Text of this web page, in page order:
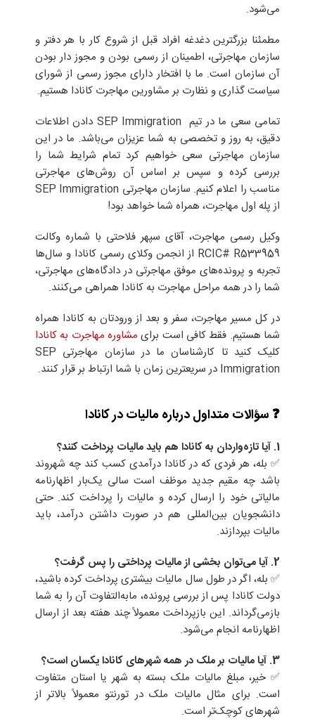
می‌شود.
مطمئنا بزرگترین دغدغه‌ افراد قبل از شروع کار با هر دفتر و
سازمان مهاجرتی، اطمینان از رسمی بودن و مجوز دار بودن
آن سازمان است. ما با افتخار دارای مجوز رسمی از شورای
سیاست گذاری و نظارت بر مشاورین مهاجرت کانادا هستیم.
تمامی سعی ما در تیم SEP Immigration دادن اطلاعات
دقیق، به روز و تخصصی به شما عزیزان می‌باشد. ما در این
سازمان مهاجرتی سعی خواهیم کرد تمام شرایط شما را
بررسی کرده و سپس بر اساس آن روش‌های مهاجرتی
مناسب را اعلام کنیم. سازمان مهاجرتی SEP Immigration
از پله‌ اول مهاجرت، همراه شما خواهد بود!
وکیل رسمی مهاجرت، آقای سپهر فلاحتی با شماره وکالت
RCIC# R533959 از انجمن وکلای رسمی کانادا و سال‌ها
تجربه و پرونده‌های موفق مهاجرتی در دادگاه‌های مهاجرتی،
شما را در همه‌ مراحل مهاجرت به کانادا همراهی می‌کنند.
در کل مسیر مهاجرت، سفر و بعد از ورودتان به کانادا همراه
شما هستیم. فقط کافی است برای مشاوره مهاجرت به کانادا
کلیک کنید تا کارشناسان ما در سازمان مهاجرتی SEP
Immigration در سریعترین زمان با شما ارتباط بر قرار کنند.
❓ سؤالات متداول درباره مالیات در کانادا
1. آیا تازه‌واردان به کانادا هم باید مالیات پرداخت کنند؟
✅ بله، هر فردی که در کانادا درآمدی کسب کند چه شهروند
باشد چه مقیم جدید موظف است سالی یک‌بار اظهارنامه
مالیاتی خود را ارسال کرده و مالیات را پرداخت کند. حتی
دانشجویان بین‌المللی هم در صورت داشتن درآمد، باید
مالیات بپردازند.
2. آیا می‌توان بخشی از مالیات پرداختی را پس گرفت؟
✅ بله، اگر در طول سال مالیات بیشتری پرداخت کرده باشید،
دولت کانادا پس از بررسی پرونده، مابه‌التفاوت آن را به شما
بازمی‌گرداند. این بازپرداخت معمولاً چند هفته بعد از ارسال
اظهارنامه انجام می‌شود.
3. آیا مالیات بر ملک در همه شهرهای کانادا یکسان است؟
✅ خیر، مبلغ مالیات ملک بسته به شهر یا استان متفاوت
است. برای مثال مالیات ملک در تورنتو معمولاً بالاتر از
شهرهای کوچک‌تر است.